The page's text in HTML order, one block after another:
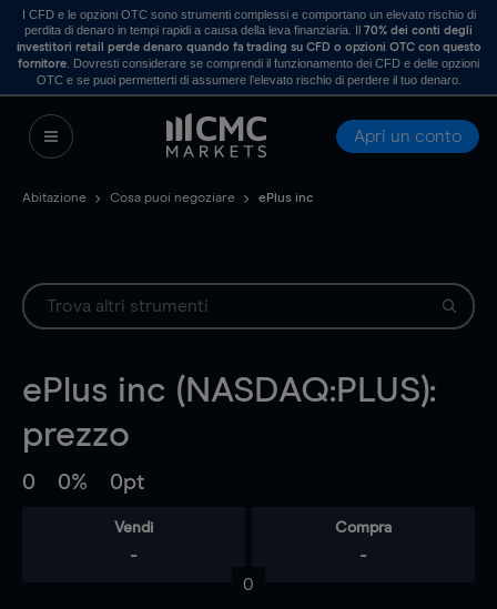
I CFD e le opzioni OTC sono strumenti complessi e comportano un elevato rischio di
perdita di denaro in tempi rapidi a causa della leva finanziaria. Il70% dei conti degli
investitori retail perde denaro quando fa trading su CFD o opzioni OTC con questo
fornitore . Dovresti considerare se comprendi il funzionamento dei CFD e delle opzioni
OTC e se puoi permetterti di assumere l’elevato rischio di perdere il tuo denaro.
Apri un conto
Abitazione Cosa puoi negoziare ePlus inc
ePlus inc (NASDAQ:PLUS):
prezzo
0 0% 0pt
Vendi
-
Compra
-
0